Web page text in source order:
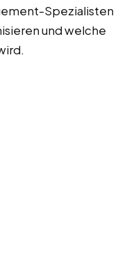
Spezialisten
und welche